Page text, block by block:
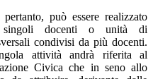
può essere realizzato
singoli docenti o unità di
condivisi da più docenti.
attività andrà riferita al
Civica che in seno allo